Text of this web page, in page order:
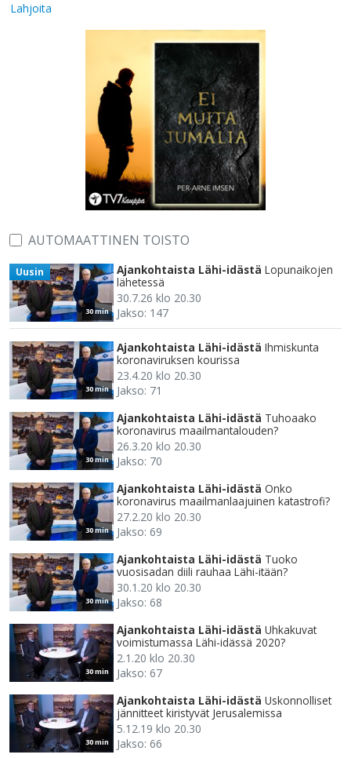
Lahjoita
AUTOMAATTINEN TOISTO
30 min
Uusin Ajankohtaista Lähi-idästä Lopunaikojen
lähetessä
30.7.26 klo 20.30
Jakso: 147
30 min
Ajankohtaista Lähi-idästä Ihmiskunta
koronaviruksen kourissa
23.4.20 klo 20.30
Jakso: 71
30 min
Ajankohtaista Lähi-idästä Tuhoaako
koronavirus maailmantalouden?
26.3.20 klo 20.30
Jakso: 70
30 min
Ajankohtaista Lähi-idästä Onko
koronavirus maailmanlaajuinen katastrofi?
27.2.20 klo 20.30
Jakso: 69
30 min
Ajankohtaista Lähi-idästä Tuoko
vuosisadan diili rauhaa Lähi-itään?
30.1.20 klo 20.30
Jakso: 68
30 min
Ajankohtaista Lähi-idästä Uhkakuvat
voimistumassa Lähi-idässä 2020?
2.1.20 klo 20.30
Jakso: 67
30 min
Ajankohtaista Lähi-idästä Uskonnolliset
jännitteet kiristyvät Jerusalemissa
5.12.19 klo 20.30
Jakso: 66